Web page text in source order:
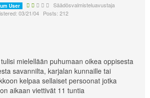
User
Säädösvalmisteluavustaja
03/21/04 Posts: 212
mielellään puhumaan oikea oppisesta
savannilta, karjalan kunnaille tai
kelpaa sellaiset persoonat jotka
aikaan viettivät 11 tuntia